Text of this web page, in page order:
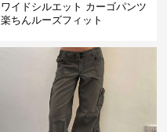
ワイドシルエット カーゴパンツ
楽ちんルーズフィット